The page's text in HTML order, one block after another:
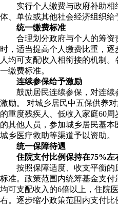
实行个人缴费与政府补助
体、单位或其他社会经济组织给
统一缴费标准
合理划分政府与个人的筹资
时，适当提高个人缴费比重，
人均可支配收入相衔接的机制
一缴费标准。
连续参保给予激励
鼓励居民连续参保，对连
激励。 对城乡居民中五保供养
的重度残疾人、低收入家庭60
的其他人员，参加城乡居民基
城乡医疗救助等渠道予以资助。
统一保障待遇
住院支付比例保持在75%左
按照保障适度、收支平衡
标准。政策范围内统筹基金支付
均可支配收入的6倍以上，住院
右。逐步缩小政策范围内支付